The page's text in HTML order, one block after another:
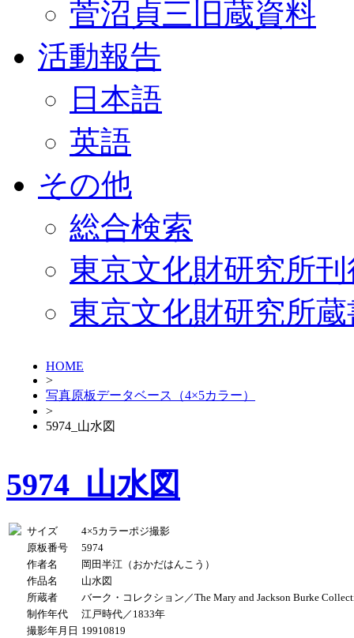
菅沼貞三旧蔵資料
活動報告
日本語
英語
その他
総合検索
東京文化財研究所
東京文化財研究所
HOME
>
写真原板データベース（4×5カラー）
>
5974_山水図
5974_山水図
サイズ
4×5カラーポジ撮影
原板番号
5974
作者名
岡田半江（おかだはんこう）
作品名
山水図
所蔵者
バーク・コレクション／The Mary and Jackson Burke
制作年代
江戸時代／1833年
撮影年月日 19910819